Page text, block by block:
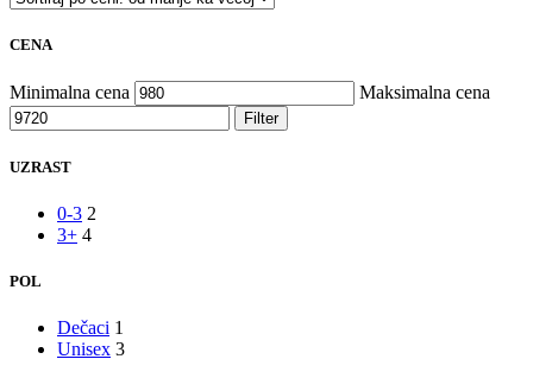
CENA
Minimalna cena Maksimalna cena
Filter
UZRAST
0-3 2
3+ 4
POL
Dečaci 1
Unisex 3